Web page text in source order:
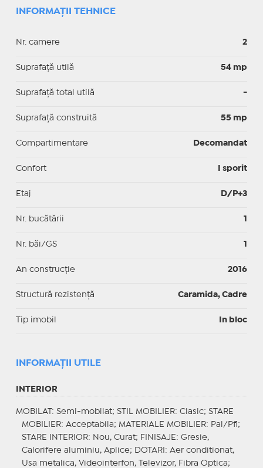
INFORMAȚII TEHNICE
Nr. camere 2
Suprafaţă utilă 54 mp
Suprafaţă total utilă -
Suprafaţă construită 55 mp
Compartimentare Decomandat
Confort I sporit
Etaj D/P+3
Nr. bucătării 1
Nr. băi/GS 1
An construcție 2016
Structură rezistență Caramida, Cadre
Tip imobil In bloc
INFORMAŢII UTILE
INTERIOR
MOBILAT : Semi-mobilat; STIL MOBILIER: Clasic; STARE
MOBILIER: Acceptabila; MATERIALE MOBILIER: Pal/Pfl;
STARE INTERIOR: Nou, Curat; FINISAJE : Gresie,
Calorifere aluminiu, Aplice;
DOTARI : Aer conditionat,
Usa metalica, Videointerfon, Televizor, Fibra Optica;